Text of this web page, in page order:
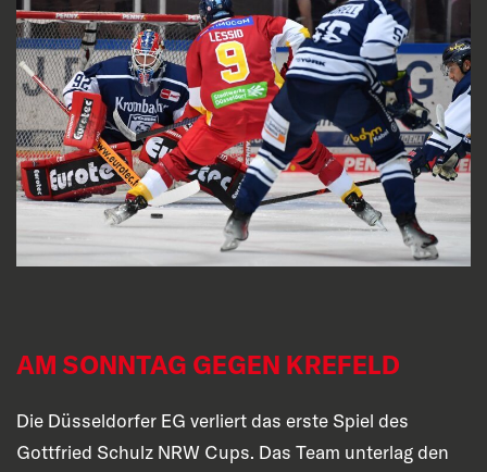
AM SONNTAG GEGEN KREFELD
Die Düsseldorfer EG verliert das erste Spiel des
Gottfried Schulz NRW Cups. Das Team unterlag den